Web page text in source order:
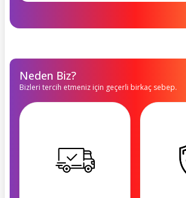
Neden Biz?
Bizleri tercih etmeniz için geçerli birkaç sebep.